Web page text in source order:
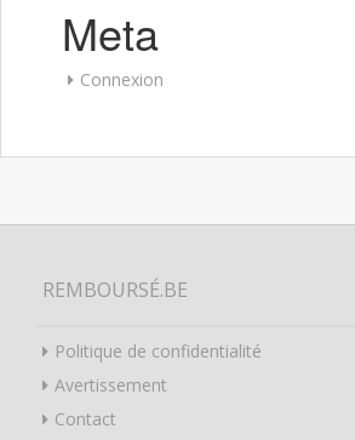
Meta
Connexion
REMBOURSÉ.BE
Politique de confidentialité
Avertissement
Contact